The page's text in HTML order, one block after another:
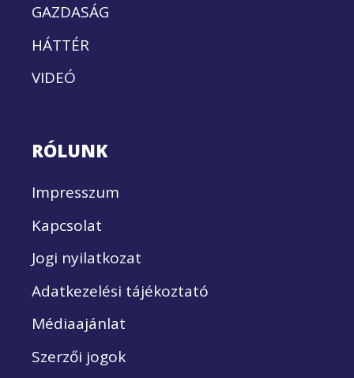
GAZDASÁG
HÁTTÉR
VIDEÓ
RÓLUNK
Impresszum
Kapcsolat
Jogi nyilatkozat
Adatkezelési tájékoztató
Médiaajánlat
Szerzői jogok